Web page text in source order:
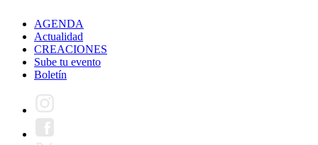
AGENDA
Actualidad
CREACIONES
Sube tu evento
Boletín